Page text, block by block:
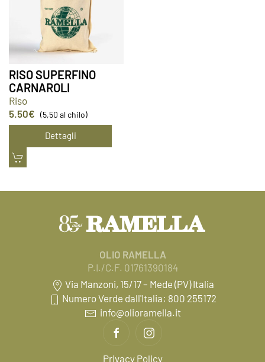
RISO SUPERFINO
CARNAROLI
Riso
5.50€ (5,50 al chilo)
Dettagli
OLIO RAMELLA
P.I./C.F. 01761390184
Via Manzoni, 15/17 – Mede (PV) Italia
Numero Verde dall'Italia: 800 255172
info@olioramella.it
Privacy Policy